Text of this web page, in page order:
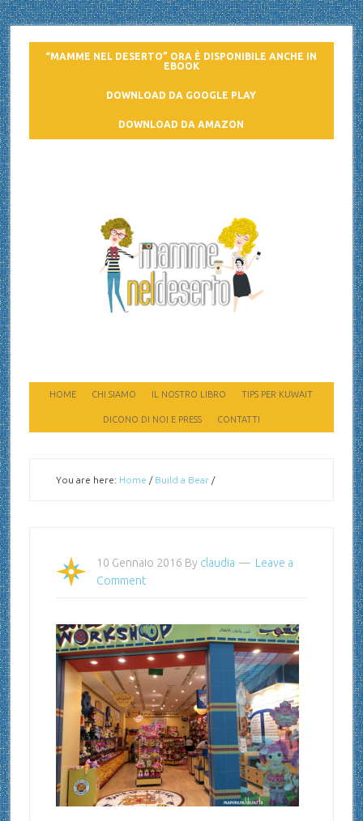
“MAMME NEL DESERTO” ORA È DISPONIBILE ANCHE IN
EBOOK
DOWNLOAD DA GOOGLE PLAY
DOWNLOAD DA AMAZON
HOME CHI SIAMO IL NOSTRO LIBRO TIPS PER KUWAIT
DICONO DI NOI E PRESS CONTATTI
You are here: Home / Build a Bear /
10 Gennaio 2016 By claudia
Leave a
Comment